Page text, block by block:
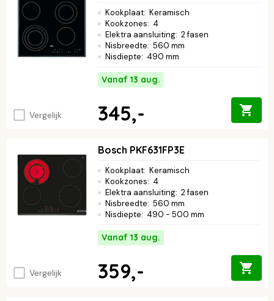
Vergelijk
Kookplaat: Keramisch
Kookzones: 4
Elektra aansluiting: 2 fasen
Nisbreedte: 560 mm
Nisdiepte: 490 mm
Vanaf 13 aug.
345,-
Vergelijk
Bosch PKF631FP3E
Kookplaat: Keramisch
Kookzones: 4
Elektra aansluiting: 2 fasen
Nisbreedte: 560 mm
Nisdiepte: 490 - 500 mm
Vanaf 13 aug.
359,-